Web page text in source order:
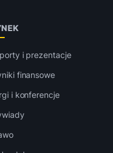
i prezentacje
finansowe
i konferencje